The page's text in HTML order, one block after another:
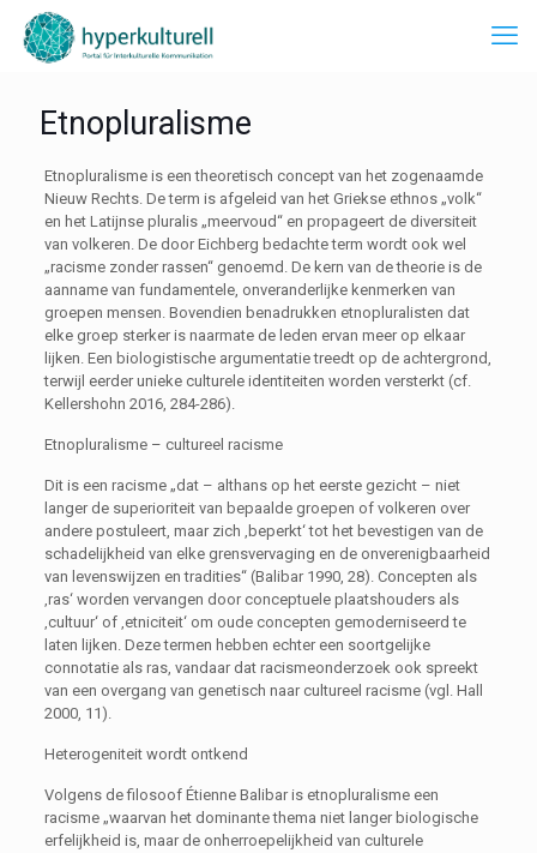
Etnopluralisme
Etnopluralisme is een theoretisch concept van het zogenaamde
Nieuw Rechts. De term is afgeleid van het Griekse ethnos „volk“
en het Latijnse pluralis „meervoud“ en propageert de diversiteit
van volkeren. De door Eichberg bedachte term wordt ook wel
„racisme zonder rassen“ genoemd. De kern van de theorie is de
aanname van fundamentele, onveranderlijke kenmerken van
groepen mensen. Bovendien benadrukken etnopluralisten dat
elke groep sterker is naarmate de leden ervan meer op elkaar
lijken. Een biologistische argumentatie treedt op de achtergrond,
terwijl eerder unieke culturele identiteiten worden versterkt (cf.
Kellershohn 2016, 284-286).
Etnopluralisme – cultureel racisme
Dit is een racisme „dat – althans op het eerste gezicht – niet
langer de superioriteit van bepaalde groepen of volkeren over
andere postuleert, maar zich ‚beperkt‘ tot het bevestigen van de
schadelijkheid van elke grensvervaging en de onverenigbaarheid
van levenswijzen en tradities“ (Balibar 1990, 28). Concepten als
‚ras‘ worden vervangen door conceptuele plaatshouders als
‚cultuur‘ of ‚etniciteit‘ om oude concepten gemoderniseerd te
laten lijken. Deze termen hebben echter een soortgelijke
connotatie als ras, vandaar dat racismeonderzoek ook spreekt
van een overgang van genetisch naar cultureel racisme (vgl. Hall
2000, 11).
Heterogeniteit wordt ontkend
Volgens de filosoof Étienne Balibar is etnopluralisme een
racisme „waarvan het dominante thema niet langer biologische
erfelijkheid is, maar de onherroepelijkheid van culturele